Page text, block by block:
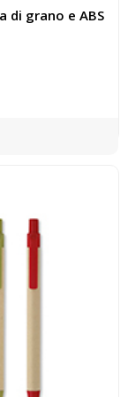
di grano e ABS